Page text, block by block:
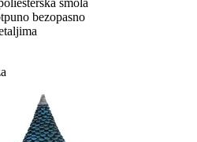
smola
bezopasno